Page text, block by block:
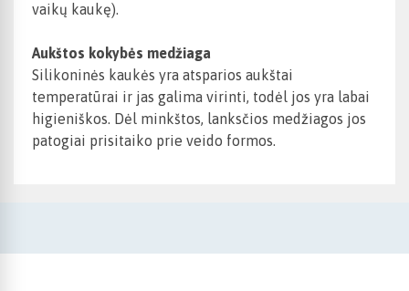
vaikų kaukę).
Aukštos kokybės medžiaga
Silikoninės kaukės yra atsparios aukštai
temperatūrai ir jas galima virinti, todėl jos yra labai
higieniškos. Dėl minkštos, lanksčios medžiagos jos
patogiai prisitaiko prie veido formos.